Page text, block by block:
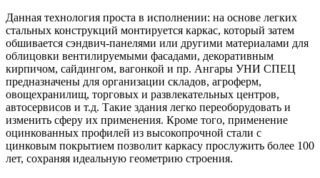
Данная технология проста в исполнении: на основе легких
стальных конструкций монтируется каркас, который затем
обшивается сэндвич-панелями или другими материалами для
облицовки вентилируемыми фасадами, декоративным
кирпичом, сайдингом, вагонкой и пр. Ангары УНИ СПЕЦ
предназначены для организации складов, агроферм,
овощехранилищ, торговых и развлекательных центров,
автосервисов и т.д. Такие здания легко переоборудовать и
изменить сферу их применения. Кроме того, применение
оцинкованных профилей из высокопрочной стали с
цинковым покрытием позволит каркасу прослужить более 100
лет, сохраняя идеальную геометрию строения.